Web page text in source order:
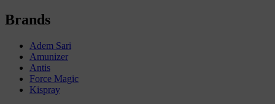
Brands
Adem Sari
Amunizer
Antis
Force Magic
Kispray